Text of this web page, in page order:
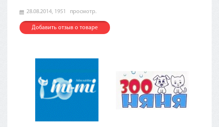
28.08.2014, 1951 просмотр.
Добавить отзыв о товаре